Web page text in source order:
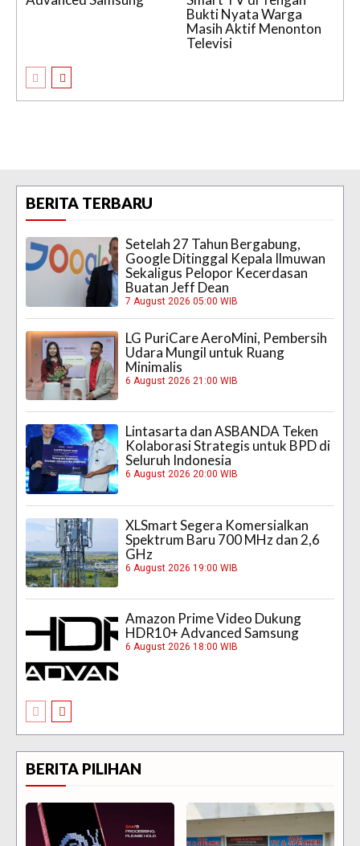
Bukti Nyata Warga
Masih Aktif Menonton
Televisi
BERITA TERBARU
Setelah 27 Tahun Bergabung,
Google Ditinggal Kepala Ilmuwan
Sekaligus Pelopor Kecerdasan
Buatan Jeff Dean
7 August 2026 05:00 WIB
LG PuriCare AeroMini, Pembersih
Udara Mungil untuk Ruang
Minimalis
6 August 2026 21:00 WIB
Lintasarta dan ASBANDA Teken
Kolaborasi Strategis untuk BPD di
Seluruh Indonesia
6 August 2026 20:00 WIB
XLSmart Segera Komersialkan
Spektrum Baru 700 MHz dan 2,6
GHz
6 August 2026 19:00 WIB
Amazon Prime Video Dukung
HDR10+ Advanced Samsung
6 August 2026 18:00 WIB
BERITA PILIHAN